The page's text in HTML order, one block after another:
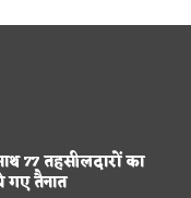
77 तहसीलदारों का
गए तैनात